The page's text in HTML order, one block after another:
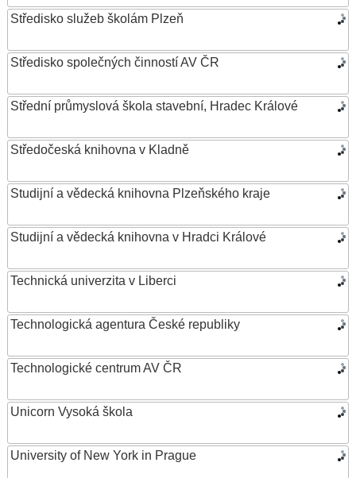
Středisko služeb školám Plzeň
Středisko společných činností AV ČR
Střední průmyslová škola stavební, Hradec Králové
Středočeská knihovna v Kladně
Studijní a vědecká knihovna Plzeňského kraje
Studijní a vědecká knihovna v Hradci Králové
Technická univerzita v Liberci
Technologická agentura České republiky
Technologické centrum AV ČR
Unicorn Vysoká škola
University of New York in Prague